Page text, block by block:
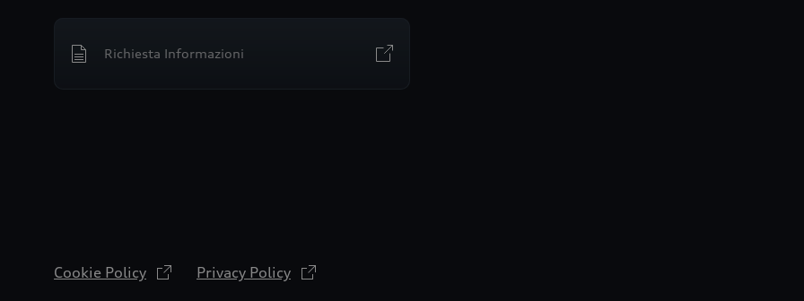
Richiesta Informazioni
Cookie Policy Privacy Policy